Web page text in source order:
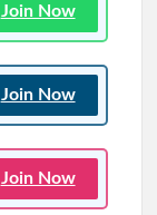
Join Now
Join Now
Join Now